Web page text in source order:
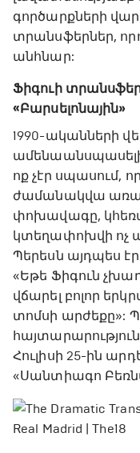
գործարքների
տրանսֆերներ,
անհնար:
Ֆիգուի
«Բարսելոնային»
1990-ականների
ոք չէր սպասում,
ժամանակվա
փոխավագը,
կտեղափոխվի ոչ
Պերեսն այդպես
«Եթե Ֆիգուն
վճարել բոլոր
տոմսի արժեքը»:
Հուլիսի 25-ին
«Սանտիագո